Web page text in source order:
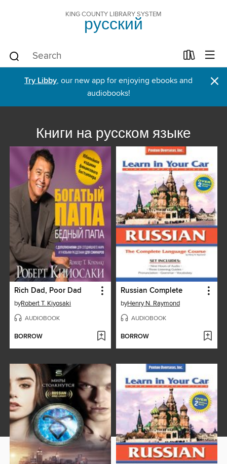
KING COUNTY LIBRARY SYSTEM
русский
Try Libby, our new app for enjoying ebooks and
audiobooks!
×
Книги на русском языке
Rich Dad, Poor Dad
byRobert T. Kiyosaki
AUDIOBOOK
BORROW
Russian Complete
byHenry N. Raymond
AUDIOBOOK
BORROW